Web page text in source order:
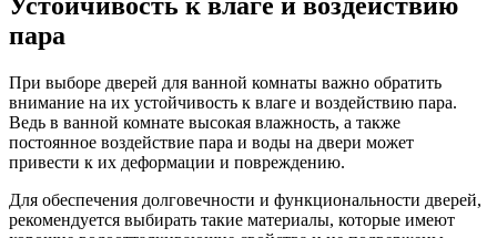
пара
При выборе дверей для ванной комнаты важно обратить
внимание на их устойчивость к влаге и воздействию пара.
Ведь в ванной комнате высокая влажность, а также
постоянное воздействие пара и воды на двери может
привести к их деформации и повреждению.
Для обеспечения долговечности и функциональности дверей,
рекомендуется выбирать такие материалы, которые имеют